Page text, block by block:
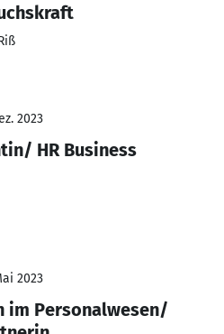
2023
HR Business
2023
im Personalwesen/